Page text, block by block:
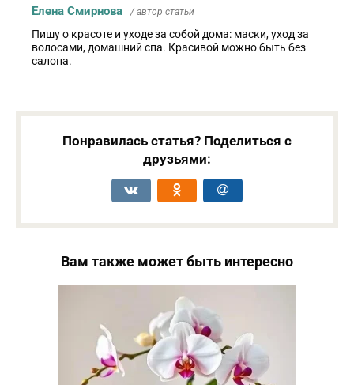
Елена Смирнова / автор статьи
Пишу о красоте и уходе за собой дома: маски, уход за
волосами, домашний спа. Красивой можно быть без
салона.
Понравилась статья? Поделиться с
друзьями:
Вам также может быть интересно